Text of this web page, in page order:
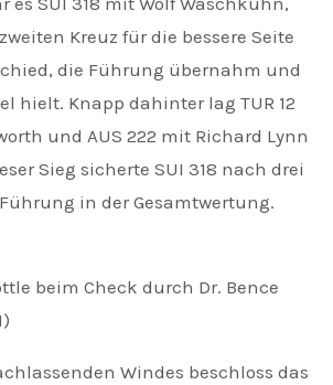
Kreuz für die bessere Seite
die Führung übernahm und
hielt. Knapp dahinter lag TUR 12
und AUS 222 mit Richard Lynn
Sieg sicherte SUI 318 nach drei
in der Gesamtwertung.
beim Check durch Dr. Bence
Windes beschloss das